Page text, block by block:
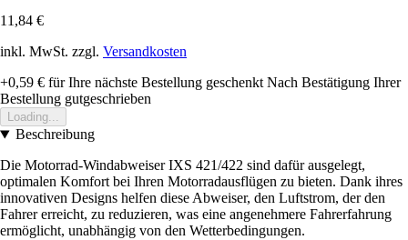
11,84 €
inkl. MwSt. zzgl. Versandkosten
+0,59 € für Ihre nächste Bestellung geschenkt Nach Bestätigung Ihrer
Bestellung gutgeschrieben
Loading...
Beschreibung
Die Motorrad-Windabweiser IXS 421/422 sind dafür ausgelegt,
optimalen Komfort bei Ihren Motorradausflügen zu bieten. Dank ihres
innovativen Designs helfen diese Abweiser, den Luftstrom, der den
Fahrer erreicht, zu reduzieren, was eine angenehmere Fahrerfahrung
ermöglicht, unabhängig von den Wetterbedingungen.